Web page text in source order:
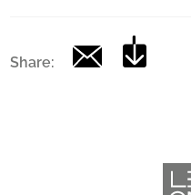
Share: